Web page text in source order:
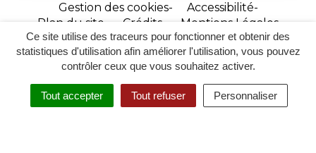
Ce site utilise des traceurs pour fonctionner et obtenir des
statistiques d'utilisation afin améliorer l'utilisation, vous pouvez
contrôler ceux que vous souhaitez activer.
Tout accepter Tout refuser Personnaliser
RECHERCHER
ACCESSIBILITÉ
Gestion des cookies
Accessibilité
Plan du site
Crédits
Mentions Légales
Site
réalisé
par
Inovagora